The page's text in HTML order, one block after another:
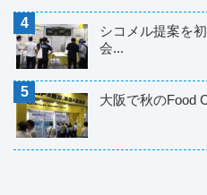
シコメル提案を
会...
大阪で秋のFood